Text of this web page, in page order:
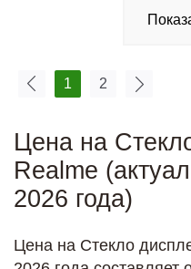
1 2
Цена на
Realme
2026 года)
Цена на Стекло